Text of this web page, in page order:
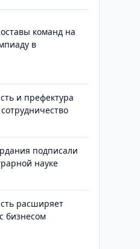
команд на
в
и префектура
подписали
науке
расширяет
бизнесом